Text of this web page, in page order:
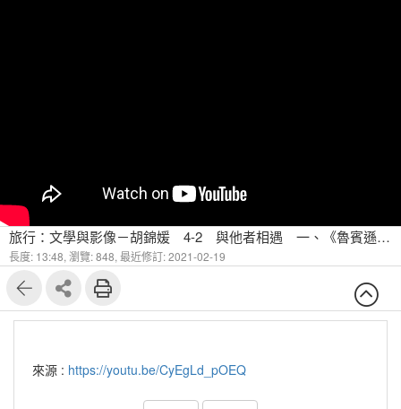
旅行：文學與影像－胡錦媛 4-2 與他者相遇 ⼀、《魯賓遜漂流記》
長度: 13:48, 瀏覽: 848, 最近修訂: 2021-02-19
來源 : https://youtu.be/CyEgLd_pOEQ